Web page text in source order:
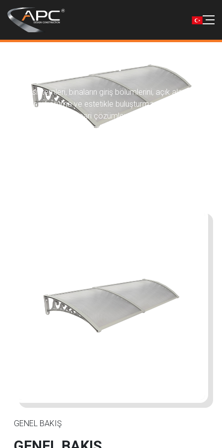
Kanopi Sistemleri
Kanopi sistemleri, binaların giriş bölümlerini, açık alanlarını ve
cephelerini koruma ve estetikle buluşturma amacıyla
kullanılan modern mimari çözümlerdir. Yağmur, kar ve güneş
gibi dış etkenlerden koruma sağlarken, aynı zamanda yapıya
GENEL BAKIŞ